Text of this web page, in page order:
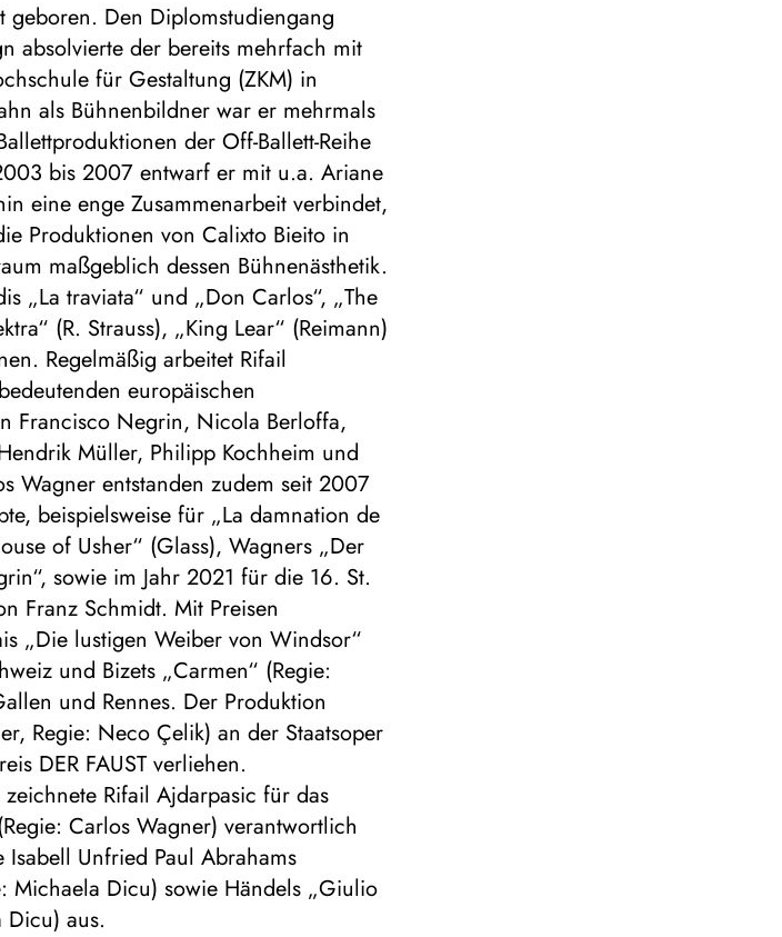
Den Diplomstudiengang
absolvierte der bereits mehrfach mit
für Gestaltung (ZKM) in
als Bühnenbildner war er mehrmals
der Off-Ballett-Reihe
bis 2007 entwarf er mit u.a. Ariane
eine enge Zusammenarbeit verbindet,
Produktionen von Calixto Bieito in
maßgeblich dessen Bühnenästhetik.
„La traviata“ und „Don Carlos“, „The
(R. Strauss), „King Lear“ (Reimann)
Regelmäßig arbeitet Rifail
europäischen
Francisco Negrin, Nicola Berloffa,
Müller, Philipp Kochheim und
Wagner entstanden zudem seit 2007
beispielsweise für „La damnation de
of Usher“ (Glass), Wagners „Der
sowie im Jahr 2021 für die 16. St.
Franz Schmidt. Mit Preisen
„Die lustigen Weiber von Windsor“
und Bizets „Carmen“ (Regie:
und Rennes. Der Produktion
Regie: Neco Çelik) an der Staatsoper
DER FAUST verliehen.
Rifail Ajdarpasic für das
Carlos Wagner) verantwortlich
Unfried Paul Abrahams
Michaela Dicu) sowie Händels „Giulio
Dicu) aus.